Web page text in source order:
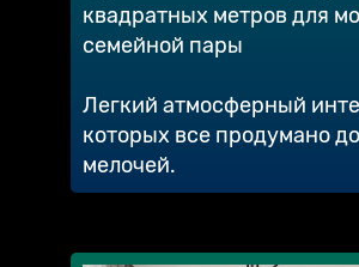
квадратных метров для
семейной пары
Легкий атмосферный
которых все продумано до
мелочей.